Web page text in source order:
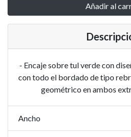
Añadir al
- Encaje sobre tul verde con
con todo el bordado de tipo
geométrico en ambos
Ancho